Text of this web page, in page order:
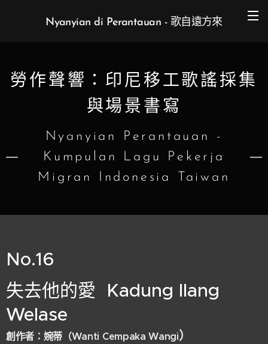
Nyanyian di Perantauan - 歌自遠方來
勞作聲響：印尼移工歌謠採集
與場景書寫
Nyanyian Perantauan -
Kumpulan Lagu Pekerja
Migran Indonesia Taiwan
No.16
失去他的愛 Kadung Ilang
Welase
創作者：婉蒂（Wanti Cempaka Wangi）